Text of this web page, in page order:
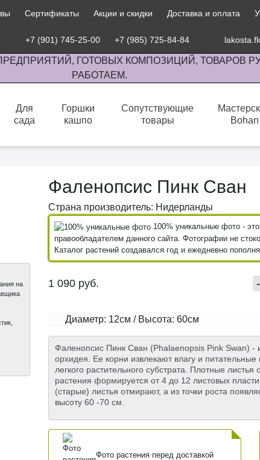
Сертификаты Акции и скидки Доставка и оплата
+7 (901) 745-25-00 +7 (985) 725-84-84
ГОТОВЫХ КОМПОЗИЦИЙ, ТОВАРОВ
РАБОТАЕМ.
Для
сада
Горшки
кашпо
Сопутствующие
товары
Bohan
на
Фаленопсис Пинк Сван
Страна производитель: Нидерланды
100% уникальные фото -
правообладателем данного сайта. Фотографии не
Каталог растений создавался год и ежедневно
1 090 руб. -
Диаметр: 12см / Высота: 60см
Фаленопсис Пинк Сван (Phalaenopsis Pink Swan) -
орхидея. Ее корни извлекают влагу и
легкого растительного субстрата. Плотные
растения формируется от 4 до 12 листовых
(старые) листья отмирают, а из точки роста
высоту 60 -70 см.
Фото растения перед доставкой